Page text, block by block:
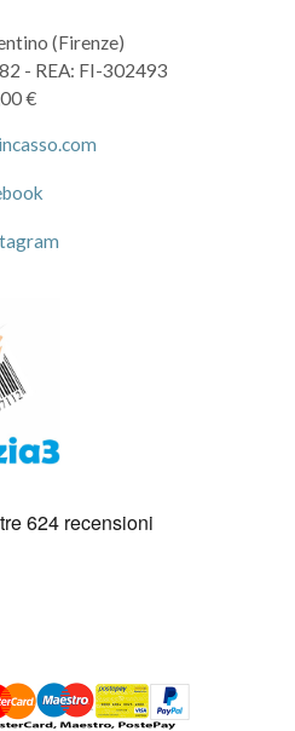
(Firenze)
- REA: FI-302493
€